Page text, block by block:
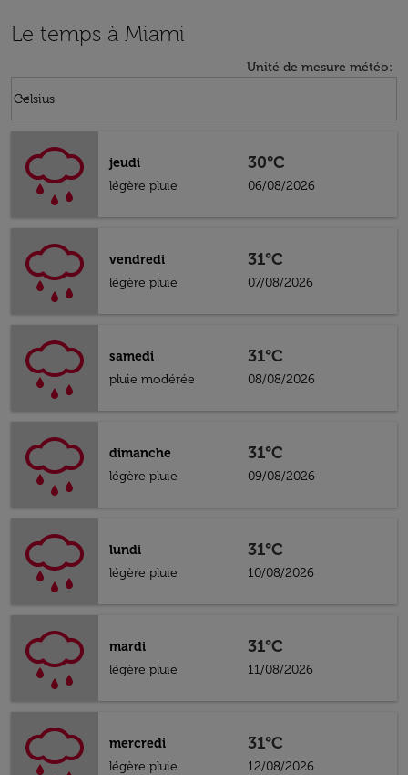
Le temps à Miami
Unité de mesure météo:
Celsius
keyboard_arrow_down
jeudi
légère pluie
30°C
06/08/2026
vendredi
légère pluie
31°C
07/08/2026
samedi
pluie modérée
31°C
08/08/2026
dimanche
légère pluie
31°C
09/08/2026
lundi
légère pluie
31°C
10/08/2026
mardi
légère pluie
31°C
11/08/2026
mercredi
légère pluie
31°C
12/08/2026